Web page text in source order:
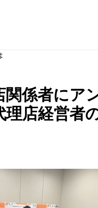
関係者にア
理店経営者